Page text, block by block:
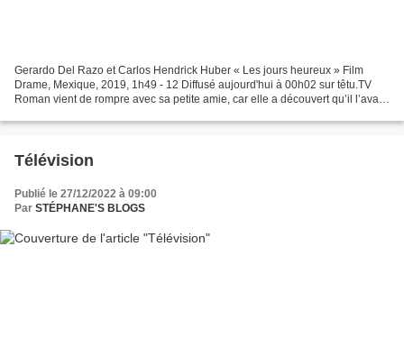
Gerardo Del Razo et Carlos Hendrick Huber « Les jours heureux » Film
Drame, Mexique, 2019, 1h49 - 12 Diffusé aujourd'hui à 00h02 sur têtu.TV
Roman vient de rompre avec sa petite amie, car elle a découvert qu’il l’avait
Télévision
Publié le 27/12/2022 à 09:00
Par STÉPHANE'S BLOGS